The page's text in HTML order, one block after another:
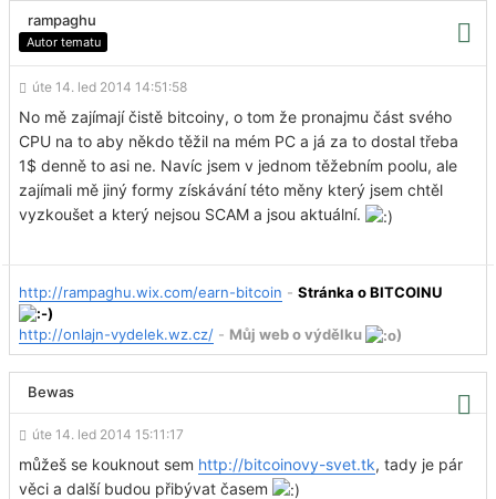
rampaghu
Autor tematu
úte 14. led 2014 14:51:58
No mě zajímají čistě bitcoiny, o tom že pronajmu část svého
CPU na to aby někdo těžil na mém PC a já za to dostal třeba
1$ denně to asi ne. Navíc jsem v jednom těžebním poolu, ale
zajímali mě jiný formy získávání této měny který jsem chtěl
vyzkoušet a který nejsou SCAM a jsou aktuální.
http://rampaghu.wix.com/earn-bitcoin - Stránka o BITCOINU
http://onlajn-vydelek.wz.cz/ - Můj web o výdělku )
Bewas
úte 14. led 2014 15:11:17
můžeš se kouknout sem http://bitcoinovy-svet.tk, tady je pár
věci a další budou přibývat časem